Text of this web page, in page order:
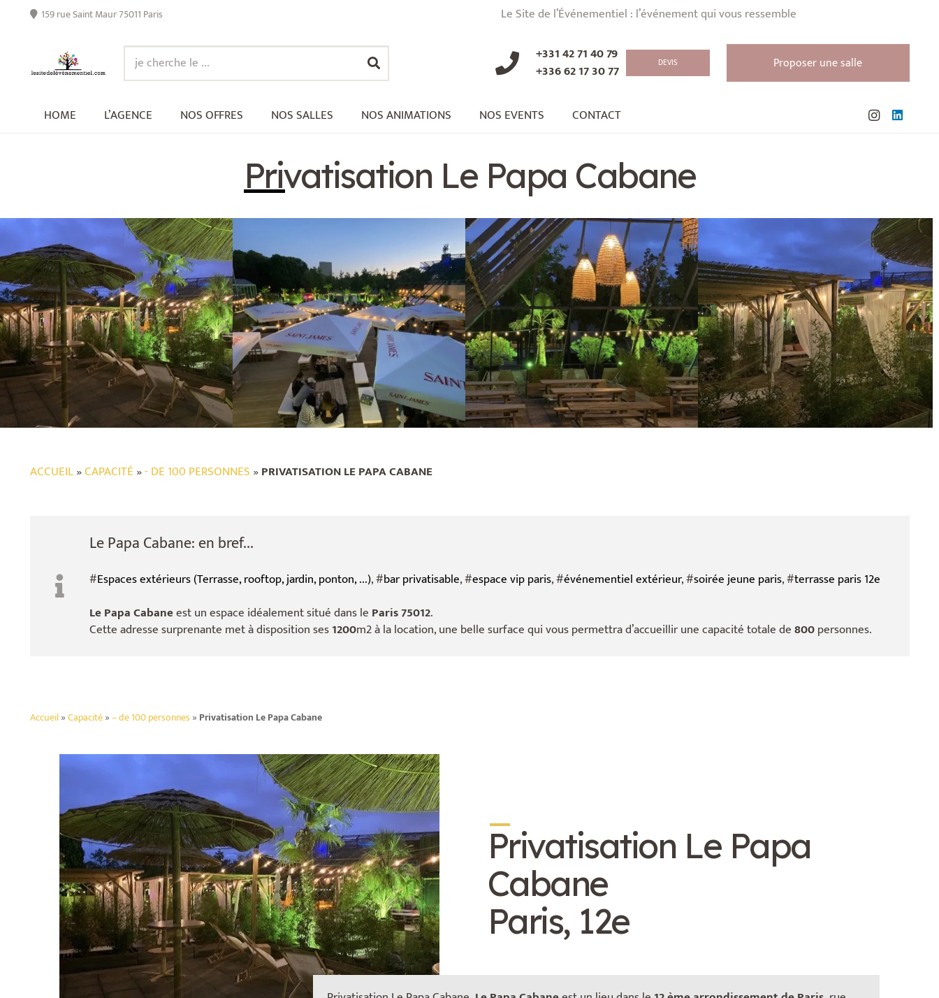
159 rue Saint Maur 75011 Paris Le Site de l’Événementiel : l’événement qui vous ressemble
+331 42 71 40 79
+336 62 17 30 77
DEVIS Proposer une salle
HOME L’AGENCE NOS OFFRES NOS SALLES NOS ANIMATIONS NOS EVENTS CONTACT
Privatisation Le Papa Cabane
ACCUEIL»CAPACITÉ »- DE 100 PERSONNES »PRIVATISATION LE PAPA CABANE
Le Papa Cabane: en bref...
#Espaces extérieurs (Terrasse, rooftop, jardin, ponton, ...), #bar privatisable, #espace vip paris, #événementiel extérieur, #soirée jeune paris, #terrasse paris 12e
Le Papa Cabaneest un espace idéalement situé dans le Paris 75012.
Cette adresse surprenante met à disposition ses1200m2 à la location, une belle surface qui vous permettra d’accueillir une capacité totale de800personnes.
Accueil»Capacité»– de 100 personnes » Privatisation Le Papa Cabane
Privatisation Le Papa
Cabane
Paris, 12e